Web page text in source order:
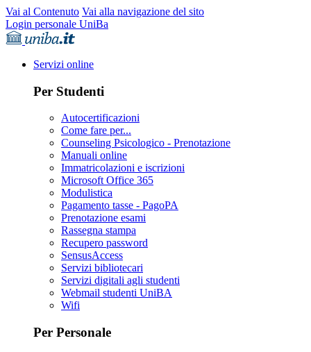
Vai al Contenuto Vai alla navigazione del sito
Login personale UniBa
Servizi online
Per Studenti
Autocertificazioni
Come fare per...
Counseling Psicologico - Prenotazione
Manuali online
Immatricolazioni e iscrizioni
Microsoft Office 365
Modulistica
Pagamento tasse - PagoPA
Prenotazione esami
Rassegna stampa
Recupero password
SensusAccess
Servizi bibliotecari
Servizi digitali agli studenti
Webmail studenti UniBA
Wifi
Per Personale